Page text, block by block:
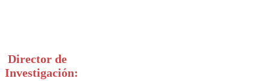
Director de
Investigación: